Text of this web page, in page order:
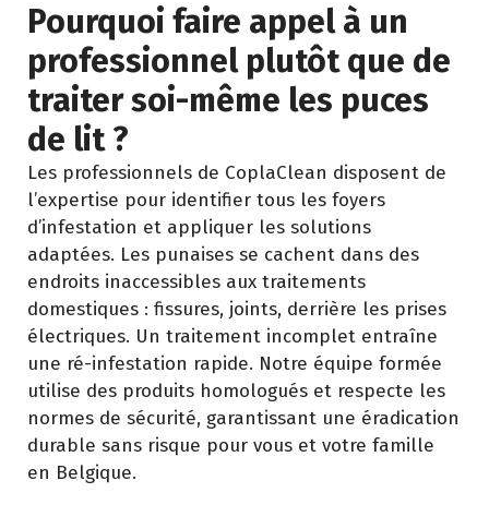
Pourquoi faire appel à un
professionnel plutôt que de
traiter soi-même les puces
de lit ?
Les professionnels de CoplaClean disposent de
l’expertise pour identifier tous les foyers
d’infestation et appliquer les solutions
adaptées. Les punaises se cachent dans des
endroits inaccessibles aux traitements
domestiques : fissures, joints, derrière les prises
électriques. Un traitement incomplet entraîne
une ré-infestation rapide. Notre équipe formée
utilise des produits homologués et respecte les
normes de sécurité, garantissant une éradication
durable sans risque pour vous et votre famille
en Belgique.